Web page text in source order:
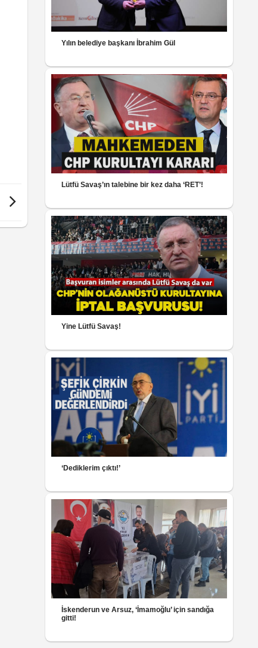
Yılın belediye başkanı İbrahim Gül
Lütfü Savaş’ın talebine bir kez daha ‘RET’!
Yine Lütfü Savaş!
‘Dediklerim çıktı!’
İskenderun ve Arsuz, ‘İmamoğlu’ için sandığa
gitti!